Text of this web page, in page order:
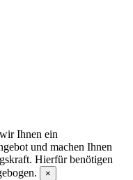
Ihnen ein
und machen Ihnen
Hierfür benötigen
×